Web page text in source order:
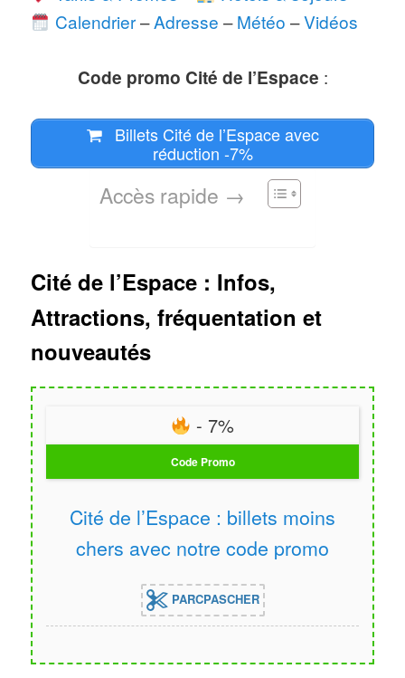
Calendrier–Adresse –Météo –Vidéos
Code promo Cité de l’Espace :
Billets Cité de l’Espace avec
réduction -7%
Accès rapide →
Cité de l’Espace : Infos,
Attractions, fréquentation et
nouveautés
- 7%
Code Promo
Cité de l’Espace : billets moins
chers avec notre code promo
PARCPASCHER